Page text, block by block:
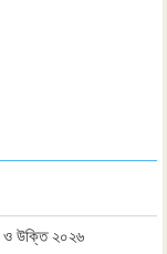
ও উক্তি ২০২৬